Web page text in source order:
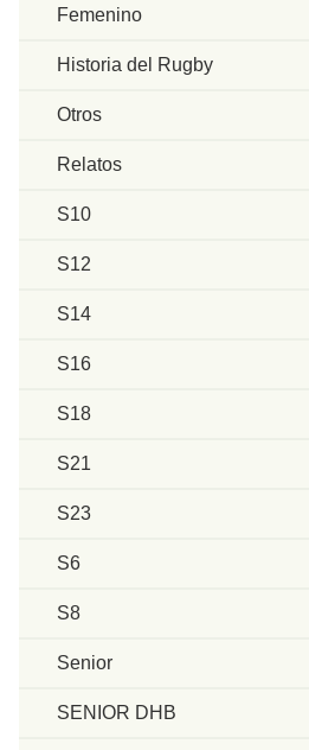
Femenino
Historia del Rugby
Otros
Relatos
S10
S12
S14
S16
S18
S21
S23
S6
S8
Senior
SENIOR DHB